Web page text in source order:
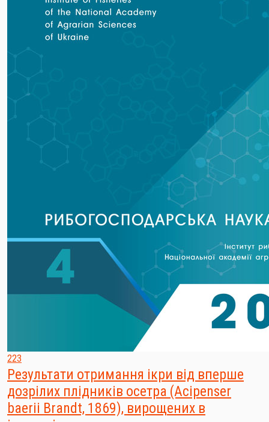
223
Результати отримання ікри від вперше
дозрілих плідників осетра (Acipenser
baerii Brandt, 1869), вирощених в